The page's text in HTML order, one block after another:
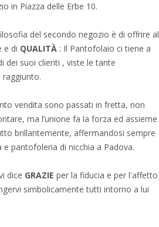
in Piazza delle Erbe 10.
del secondo negozio è di offrire al
e di QUALITÀ : Il Pantofolaio ci tiene a
dei suoi clienti , viste le tante
raggiunto.
vendita sono passati in fretta, non
ma l’unione fa la forza ed assieme
brillantemente, affermandosi sempre
e pantofoleria di nicchia a Padova.
dice GRAZIE per la fiducia e per l'affetto
simbolicamente tutti intorno a lui